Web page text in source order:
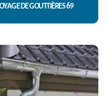
DE GOUTTIÈRES 69